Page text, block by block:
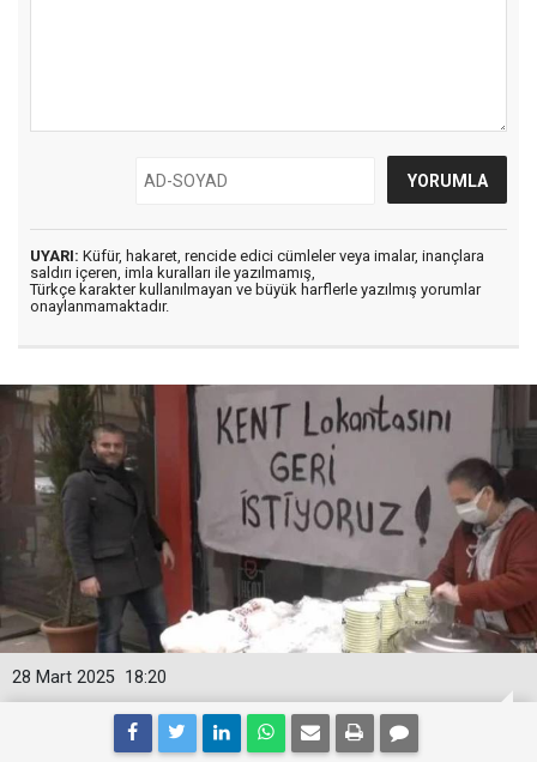
UYARI: Küfür, hakaret, rencide edici cümleler veya imalar, inançlara
saldırı içeren, imla kuralları ile yazılmamış,
Türkçe karakter kullanılmayan ve büyük harflerle yazılmış yorumlar
onaylanmamaktadır.
18:20
28 Mart 2025